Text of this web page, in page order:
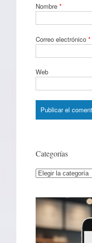
Nombre *
Correo electrónico *
Web
Categorías
Categorías